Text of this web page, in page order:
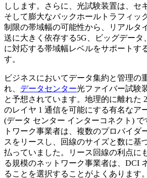
しします。さらに、光試験装置は、セ
そして膨大なバックホールトラフィッ
制限の帯域幅の可能性から、リアルタ
送に大きく依存する5G、ビッグデータ
に対応する帯域幅レベルをサポートす
す。
ビジネスにおいてデータ集約と管理の
れ、 データセンター光ファイバー試験
と予想されています。地理的に離れた
のレイヤ 1 通信を可能にする有名なア
(データ センター インターコネクト)
トワーク事業者は、複数のプロバイダ
スをリースし、回線のサイズと数に基
払っていました。リース回線の利点に
る規模のネットワーク事業者は、DCI
ることを選択することがよくあります